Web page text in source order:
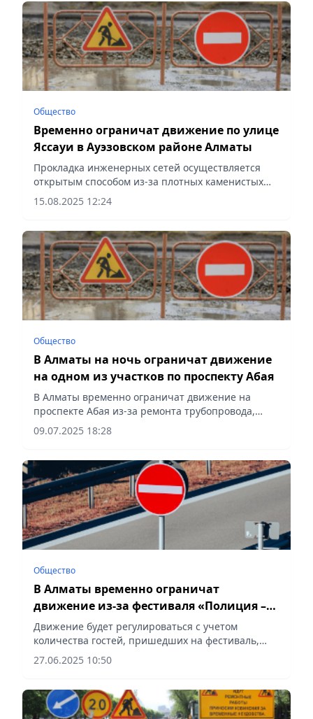
Общество
Временно ограничат движение по улице
Яссауи в Ауэзовском районе Алматы
Прокладка инженерных сетей осуществляется
открытым способом из-за плотных каменистых
пород, сообщает Vecher.kz.
15.08.2025 12:24
Общество
В Алматы на ночь ограничат движение
на одном из участков по проспекту Абая
В Алматы временно ограничат движение на
проспекте Абая из-за ремонта трубопровода,
введенного в эксплуатацию в 1988 году,
сообщает Vecher.kz.
09.07.2025 18:28
Общество
В Алматы временно ограничат
движение из-за фестиваля «Полиция –
ел қорғаны»
Движение будет регулироваться с учетом
количества гостей, пришедших на фестиваль,
сообщает Vecher.kz.
27.06.2025 10:50